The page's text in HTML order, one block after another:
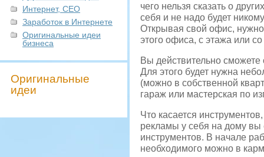
Интернет, СЕО
Заработок в Интернете
Оригинальные идеи
бизнеса
Оригинальные
идеи
чего нельзя сказать о
себя и не надо будет
Открывая свой офис,
этого офиса, с этажа или
Вы действительно
Для этого будет нужна
(можно в собственной
гараж или мастерская по
Что касается
рекламы у себя на дому вы
инструментов. В начале
необходимого можно в